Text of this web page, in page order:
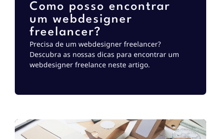
Como posso encontrar
um webdesigner
freelancer?
Precisa de um webdesigner freelancer?
Descubra as nossas dicas para encontrar um
webdesigner freelance neste artigo.